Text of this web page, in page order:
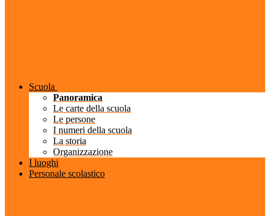
Scuola
Panoramica
Le carte della scuola
Le persone
I numeri della scuola
La storia
Organizzazione
I luoghi
Personale scolastico